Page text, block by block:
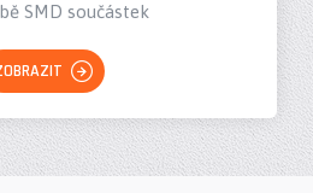
SMD součástek